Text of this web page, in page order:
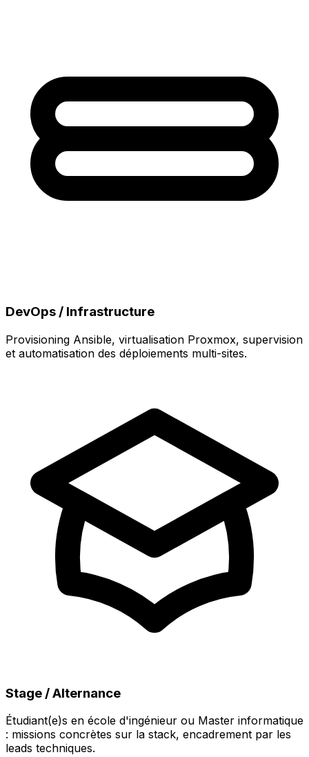
DevOps / Infrastructure
Provisioning Ansible, virtualisation Proxmox, supervision
et automatisation des déploiements multi-sites.
Stage / Alternance
Étudiant(e)s en école d'ingénieur ou Master informatique
: missions concrètes sur la stack, encadrement par les
leads techniques.